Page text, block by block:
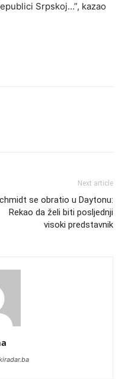
Srpskoj…”, kazao
Next article
se obratio u Daytonu:
Rekao da želi biti posljednji
visoki predstavnik